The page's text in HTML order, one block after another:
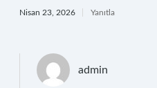
Nisan 23, 2026 Yanıtla
admin